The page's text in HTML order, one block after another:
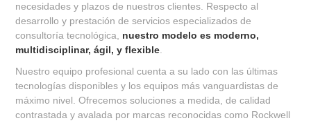
necesidades y plazos de nuestros clientes. Respecto al
desarrollo y prestación de servicios especializados de
consultoría tecnológica, nuestro modelo es moderno,
multidisciplinar, ágil, y flexible.
Nuestro equipo profesional cuenta a su lado con las últimas
tecnologías disponibles y los equipos más vanguardistas de
máximo nivel. Ofrecemos soluciones a medida, de calidad
contrastada y avalada por marcas reconocidas como Rockwell